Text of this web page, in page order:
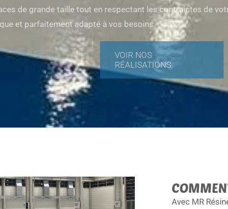
de grande taille tout en respectant les contraintes de
et parfaitement adapté à vos besoins
VOIR NOS
RÉALISATIONS
Avec MR